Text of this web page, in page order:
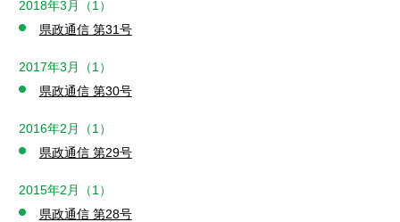
2018年3月（1）
県政通信 第31号
2017年3月（1）
県政通信 第30号
2016年2月（1）
県政通信 第29号
2015年2月（1）
県政通信 第28号